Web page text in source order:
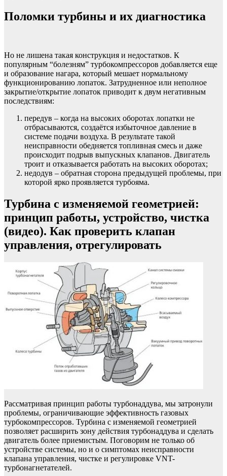
Поломки турбины и их диагностика
Но не лишена такая конструкция и недостатков. К
популярным “болезням” турбокомпрессоров добавляется еще
и образование нагара, который мешает нормальному
функционированию лопаток. Затрудненное или неполное
закрытие/открытие лопаток приводит к двум негативным
последствиям:
передув – когда на высоких оборотах лопатки не
отбрасываются, создаётся избыточное давление в
системе подачи воздуха. В результате такой
неисправности обедняется топливная смесь и даже
происходит подрыв выпускных клапанов. Двигатель
троит и отказывается работать на высоких оборотах;
недодув – обратная сторона предыдущей проблемы, при
которой ярко проявляется турбояма.
Турбина с изменяемой геометрией:
принцип работы, устройство, чистка
(видео). Как проверить клапан
управления, отрегулировать
Рассматривая принцип работы турбонаддува, мы затронули
проблемы, ограничивающие эффективность газовых
турбокомпрессоров. Турбина с изменяемой геометрией
позволяет расширить зону действия турбонаддува и сделать
двигатель более приемистым. Поговорим не только об
устройстве системы, но и о симптомах неисправности
клапана управления, чистке и регулировке VNT-
турбонагнетателей.